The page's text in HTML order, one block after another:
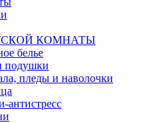
КОМНАТЫ
белье
подушки
пледы и наволочки
антистресс